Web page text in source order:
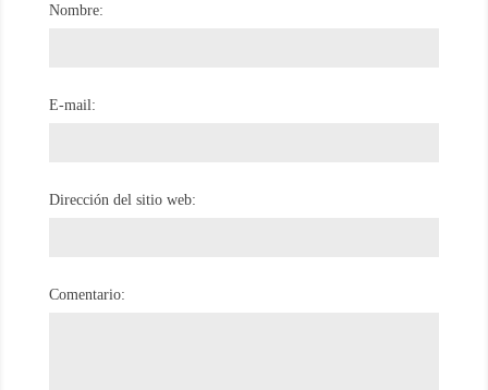
Nombre:
E-mail:
Dirección del sitio web:
Comentario: